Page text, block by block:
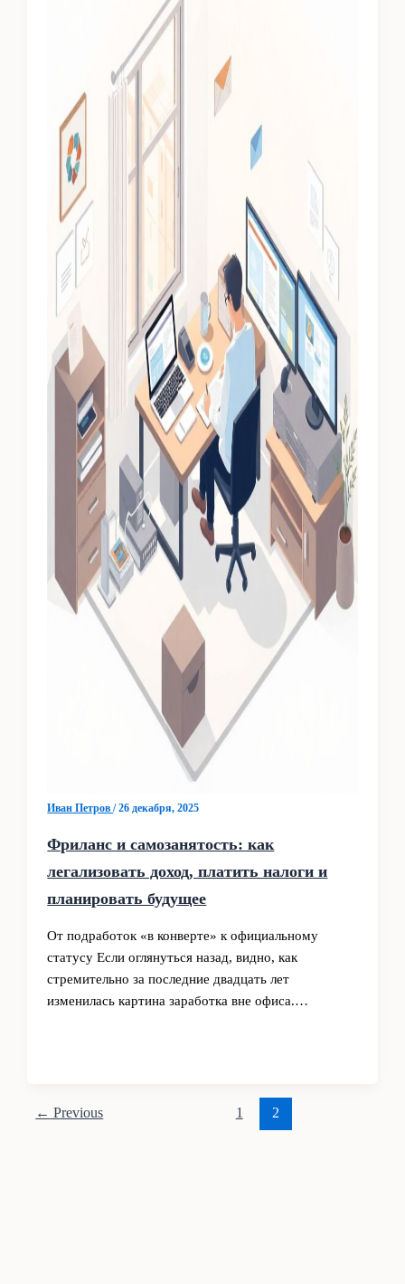
Иван Петров/26 декабря, 2025
Фриланс и самозанятость: как
легализовать доход, платить налоги и
планировать будущее
От подработок «в конверте» к официальному
статусу Если оглянуться назад, видно, как
стремительно за последние двадцать лет
изменилась картина заработка вне офиса.…
← Previous 1 2